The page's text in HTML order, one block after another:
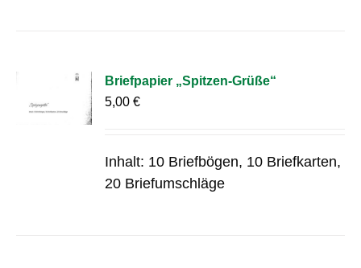
Briefpapier „Spitzen-Grüße“
5,00€
Inhalt: 10 Briefbögen, 10 Briefkarten,
20 Briefumschläge